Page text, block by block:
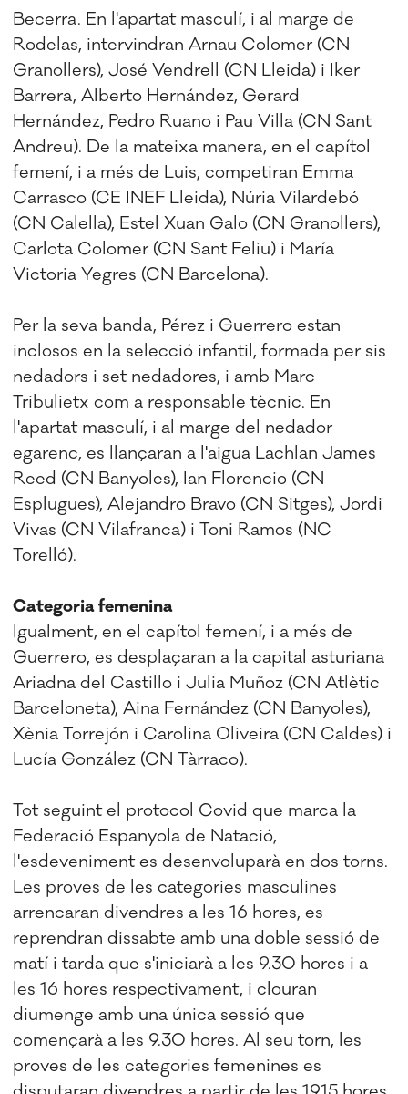
Becerra. En l'apartat masculí, i al marge de
Rodelas, intervindran Arnau Colomer (CN
Granollers), José Vendrell (CN Lleida) i Iker
Barrera, Alberto Hernández, Gerard
Hernández, Pedro Ruano i Pau Villa (CN Sant
Andreu). De la mateixa manera, en el capítol
femení, i a més de Luis, competiran Emma
Carrasco (CE INEF Lleida), Núria Vilardebó
(CN Calella), Estel Xuan Galo (CN Granollers),
Carlota Colomer (CN Sant Feliu) i María
Victoria Yegres (CN Barcelona).
Per la seva banda, Pérez i Guerrero estan
inclosos en la selecció infantil, formada per sis
nedadors i set nedadores, i amb Marc
Tribulietx com a responsable tècnic. En
l'apartat masculí, i al marge del nedador
egarenc, es llançaran a l'aigua Lachlan James
Reed (CN Banyoles), Ian Florencio (CN
Esplugues), Alejandro Bravo (CN Sitges), Jordi
Vivas (CN Vilafranca) i Toni Ramos (NC
Torelló).
Categoria femenina
Igualment, en el capítol femení, i a més de
Guerrero, es desplaçaran a la capital asturiana
Ariadna del Castillo i Julia Muñoz (CN Atlètic
Barceloneta), Aina Fernández (CN Banyoles),
Xènia Torrejón i Carolina Oliveira (CN Caldes) i
Lucía González (CN Tàrraco).
Tot seguint el protocol Covid que marca la
Federació Espanyola de Natació,
l'esdeveniment es desenvoluparà en dos torns.
Les proves de les categories masculines
arrencaran divendres a les 16 hores, es
reprendran dissabte amb una doble sessió de
matí i tarda que s'iniciarà a les 9.30 hores i a
les 16 hores respectivament, i clouran
diumenge amb una única sessió que
començarà a les 9.30 hores. Al seu torn, les
proves de les categories femenines es